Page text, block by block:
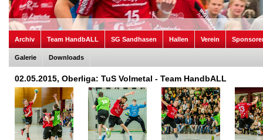
Archiv Team HandbALL SG Sandhasen Hallen Verein
Galerie Downloads
02.05.2015, Oberliga: TuS Volmetal - Team HandbALL